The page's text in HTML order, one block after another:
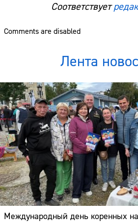
Соответствует
Comments are disabled
Лента
Международный день коренных